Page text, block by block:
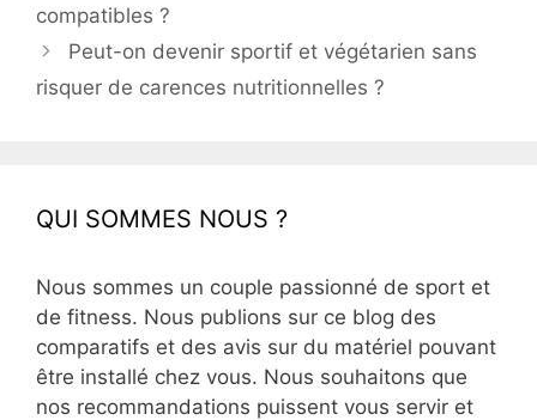
compatibles ?
Peut-on devenir sportif et végétarien sans
risquer de carences nutritionnelles ?
QUI SOMMES NOUS ?
Nous sommes un couple passionné de sport et
de fitness. Nous publions sur ce blog des
comparatifs et des avis sur du matériel pouvant
être installé chez vous. Nous souhaitons que
nos recommandations puissent vous servir et